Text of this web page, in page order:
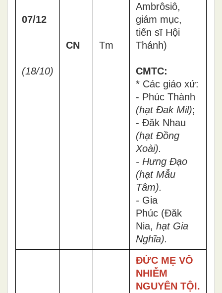
07/12
(18/10)
CN Tm
Ambrôsiô,
giám mục,
tiến sĩ Hội
Thánh)
CMTC:
* Các giáo xứ:
- Phúc Thành
(hạt Đak Mil);
- Đăk Nhau
(hạt Đồng
Xoài).
- Hưng Đạo
(hạt Mẫu
Tâm).
- Gia
Phúc (Đăk
Nia, hạt Gia
Nghĩa).
ĐỨC MẸ VÔ
NHIỄM
NGUYÊN TỘI.